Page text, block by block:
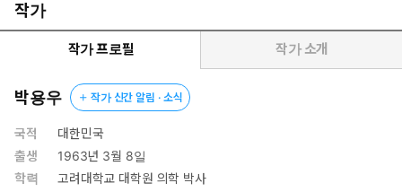
작가
작가 프로필 작가 소개
박용우 작가 신간 알림 · 소식
국적
대한민국
출생
1963년 3월 8일
학력
고려대학교 대학원 의학 박사